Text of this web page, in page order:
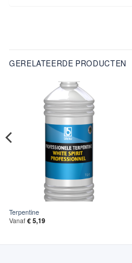
GERELATEERDE PRODUCTEN
Terpentine
Vanaf €5,19